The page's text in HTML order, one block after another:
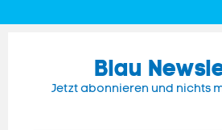
Blau
Jetzt abonnieren und nichts